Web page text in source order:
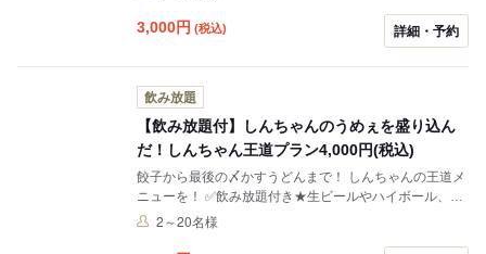
3,000円 (税込) 詳細・予約
飲み放題
【飲み放題付】しんちゃんのうめぇを盛り込ん
だ！しんちゃん王道プラン4,000円(税込)
餃子から最後の〆かすうどんまで！ しんちゃんの王道メ
ニューを！ ✅飲み放題付き★生ビールやハイボール、メ
ガドリンクもOK！ ✅当日予約もOK（お電話でも、来ら
2～20名様